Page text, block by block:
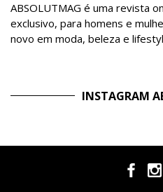
ABSOLUTMAG é uma revista
exclusivo, para homens e
novo em moda, beleza e
INSTAGRAM